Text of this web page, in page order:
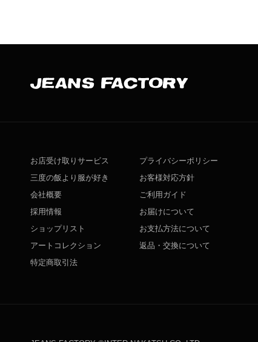
お店受け取りサービス
三度の飯より服が好き
会社概要
採用情報
ショップリスト
アートコレクション
特定商取引法
プライバシーポリシー
お客様対応方針
ご利用ガイド
お届けについて
お支払方法について
返品・交換について